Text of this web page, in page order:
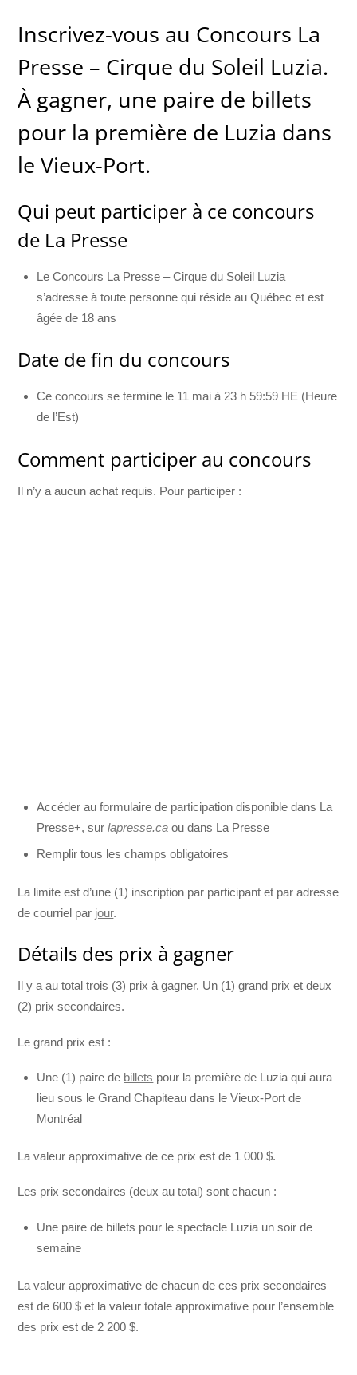
Inscrivez-vous au Concours La
Presse – Cirque du Soleil Luzia.
À gagner, une paire de billets
pour la première de Luzia dans
le Vieux-Port.
Qui peut participer à ce concours
de La Presse
Le Concours La Presse – Cirque du Soleil Luzia
s’adresse à toute personne qui réside au Québec et est
âgée de 18 ans
Date de fin du concours
Ce concours se termine le 11 mai à 23 h 59:59 HE (Heure
de l’Est)
Comment participer au concours
Il n’y a aucun achat requis. Pour participer :
Accéder au formulaire de participation disponible dans La
Presse+, surlapresse.ca ou dans La Presse
Remplir tous les champs obligatoires
La limite est d’une (1) inscription par participant et par adresse
de courriel par jour.
Détails des prix à gagner
Il y a au total trois (3) prix à gagner. Un (1) grand prix et deux
(2) prix secondaires.
Le grand prix est :
Une (1) paire de billets pour la première de Luzia qui aura
lieu sous le Grand Chapiteau dans le Vieux-Port de
Montréal
La valeur approximative de ce prix est de 1 000 $.
Les prix secondaires (deux au total) sont chacun :
Une paire de billets pour le spectacle Luzia un soir de
semaine
La valeur approximative de chacun de ces prix secondaires
est de 600 $ et la valeur totale approximative pour l’ensemble
des prix est de 2 200 $.